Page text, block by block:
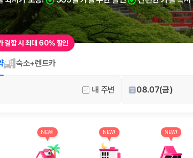
서 한 번에
면책금, 보상 한도, 인수 장소, 취소 규정이 다릅니다. 카
자차의 면책금과 보상 한도를 비교합니다.
위치, 반납 편의성을 함께 확인합니다.
예약할 수 있습니다.
결합 시 최대 60% 할인
숙소+렌트카
내 주변 08.07(금)
NEW! NEW! NEW!